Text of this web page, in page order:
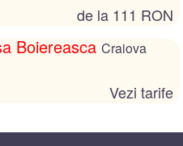
de la 111 RON
Boiereasca Craiova
Vezi tarife